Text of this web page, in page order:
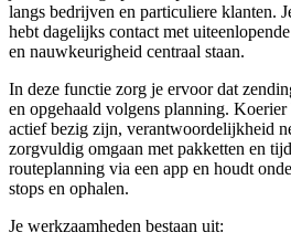
langs bedrijven en particuliere klanten.
hebt dagelijks contact met
en nauwkeurigheid centraal staan.
In deze functie zorg je ervoor dat
en opgehaald volgens planning.
actief bezig zijn, verantwoordelijkheid
zorgvuldig omgaan met pakketten en
routeplanning via een app en houdt
stops en ophalen.
Je werkzaamheden bestaan uit: